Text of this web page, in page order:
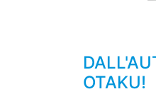
OTAKU!